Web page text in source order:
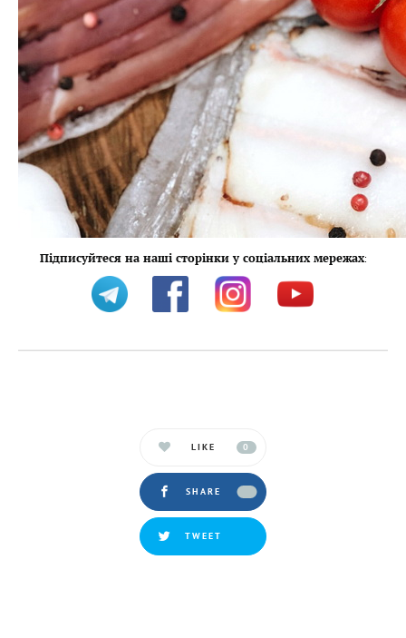
Підписуйтеся на наші сторінки у соціальних мережах:
LIKE 0
SHARE
TWEET